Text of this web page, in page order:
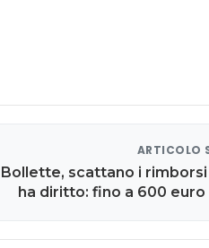
ARTICOLO
Bollette, scattano i
ha diritto: fino a 600 euro